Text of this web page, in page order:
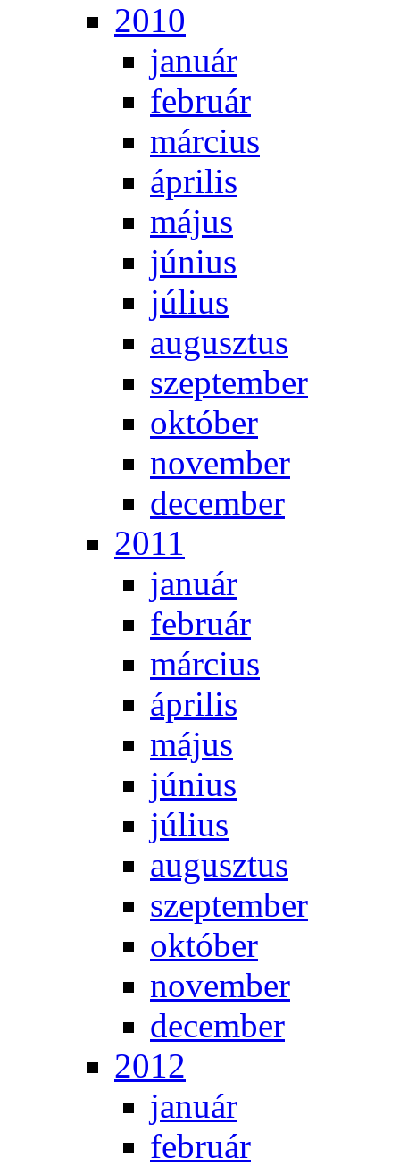
2010
ja­nu­ár
feb­ru­ár
már­ci­us
áp­ri­lis
má­jus
jú­ni­us
jú­li­us
au­gusz­tus
szep­tem­ber
ok­tó­ber
no­vem­ber
de­cem­ber
2011
ja­nu­ár
feb­ru­ár
már­ci­us
áp­ri­lis
má­jus
jú­ni­us
jú­li­us
au­gusz­tus
szep­tem­ber
ok­tó­ber
no­vem­ber
de­cem­ber
2012
ja­nu­ár
feb­ru­ár